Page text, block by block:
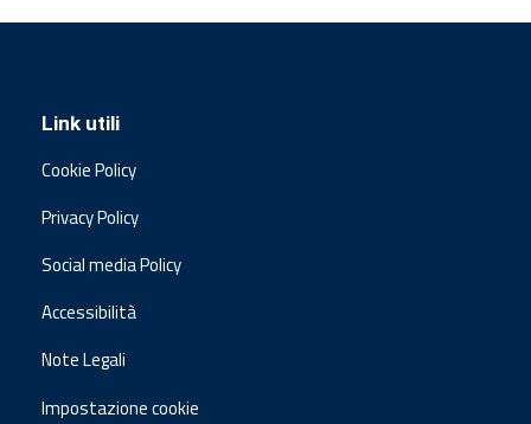
Link utili
Cookie Policy
Privacy Policy
Social media Policy
Accessibilità
Note Legali
Impostazione cookie